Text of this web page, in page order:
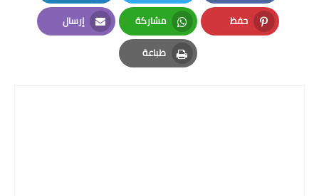
Facebook
Twitter
LinkedIn
حفظ
Pinterest
مشاركة
Whatsapp
إرسال
Email
طباعة
Print